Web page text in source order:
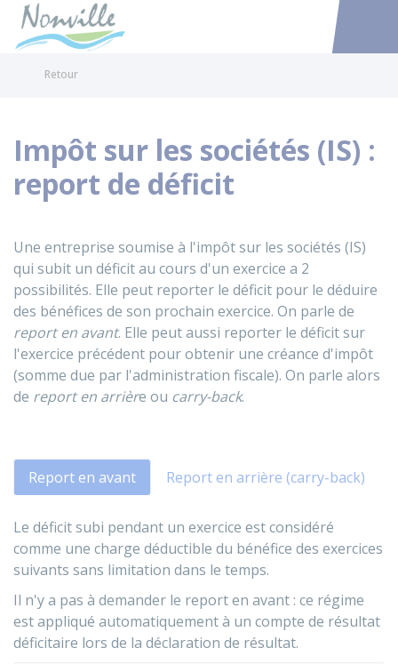
Accéder
Retour
Impôt sur les sociétés (IS) :
report de déficit
Une entreprise soumise à l'impôt sur les sociétés (IS)
qui subit un déficit au cours d'un exercice a 2
possibilités. Elle peut reporter le déficit pour le déduire
des bénéfices de son prochain exercice. On parle de
report en avant. Elle peut aussi reporter le déficit sur
l'exercice précédent pour obtenir une créance d'impôt
(somme due par l'administration fiscale). On parle alors
de report en arrière ou carry-back.
Report en avant Report en arrière (carry-back)
Le déficit subi pendant un exercice est considéré
comme une charge déductible du bénéfice des exercices
suivants sans limitation dans le temps.
Il n'y a pas à demander le report en avant : ce régime
est appliqué automatiquement à un compte de résultat
déficitaire lors de la déclaration de résultat.